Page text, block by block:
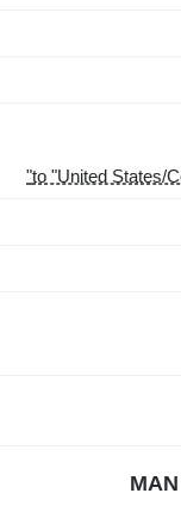
معلومات إضافية — مضخة هيدروليكية MAN